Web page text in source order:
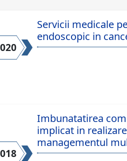
Servicii medicale
endoscopic in
Imbunatatirea
implicat in
managementul